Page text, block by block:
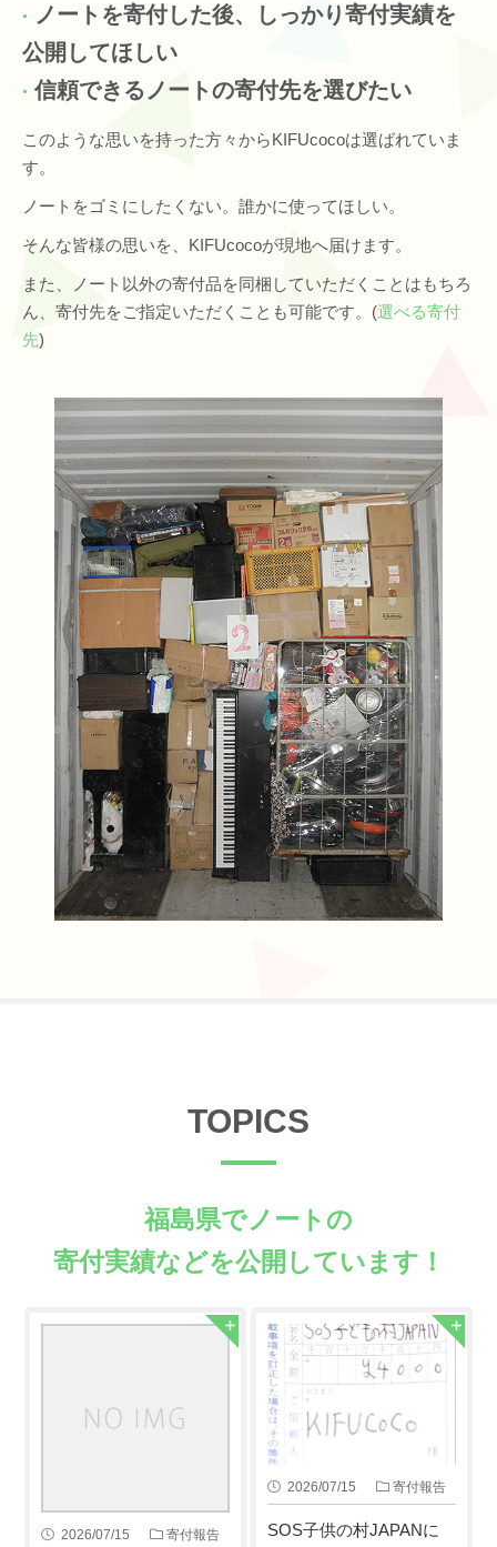
ノートを寄付した後、しっかり寄付実績を
公開してほしい
信頼できるノートの寄付先を選びたい
このような思いを持った方々からKIFUcocoは選ばれていま
す。
ノートをゴミにしたくない。誰かに使ってほしい。
そんな皆様の思いを、KIFUcocoが現地へ届けます。
また、ノート以外の寄付品を同梱していただくことはもちろ
ん、寄付先をご指定いただくことも可能です。(選べる寄付
先)
TOPICS
福島県でノートの
寄付実績などを公開しています！
2026/07/15 寄付報告
2026/07/15 寄付報告
SOS子供の村JAPANに